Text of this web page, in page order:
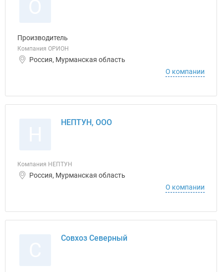
Производитель
Компания ОРИОН
Россия, Мурманская область
О компании
НЕПТУН, ООО
Компания НЕПТУН
Россия, Мурманская область
О компании
Совхоз Северный